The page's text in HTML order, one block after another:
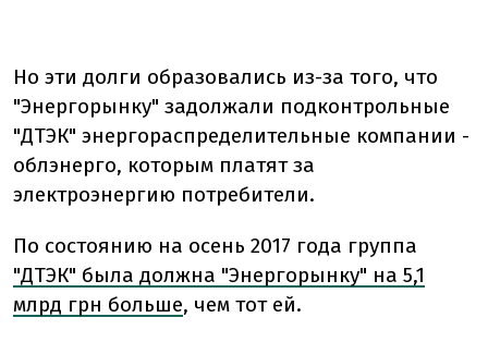
Но эти долги образовались из-за того, что
"Энергорынку" задолжали подконтрольные
"ДТЭК" энергораспределительные компании -
облэнерго, которым платят за
электроэнергию потребители.
По состоянию на осень 2017 года группа
"ДТЭК" была должна "Энергорынку" на 5,1
млрд грн больше, чем тот ей.